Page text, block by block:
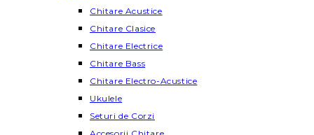
Chitare Acustice
Chitare Clasice
Chitare Electrice
Chitare Bass
Chitare Electro-Acustice
Ukulele
Seturi de Corzi